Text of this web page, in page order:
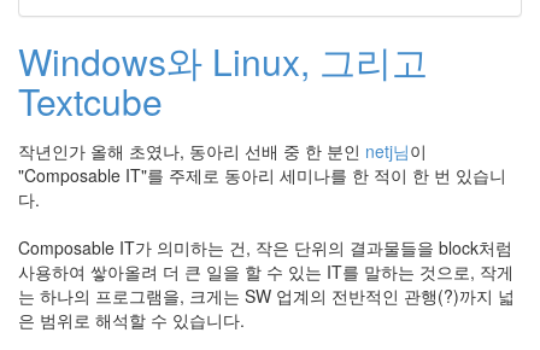
Windows와 Linux, 그리고
Textcube
작년인가 올해 초였나, 동아리 선배 중 한 분인 netj님이
"Composable IT"를 주제로 동아리 세미나를 한 적이 한 번 있습니
다.
Composable IT가 의미하는 건, 작은 단위의 결과물들을 block처럼
사용하여 쌓아올려 더 큰 일을 할 수 있는 IT를 말하는 것으로, 작게
는 하나의 프로그램을, 크게는 SW 업계의 전반적인 관행(?)까지 넓
은 범위로 해석할 수 있습니다.
이
작
리
어
머
이
소
울